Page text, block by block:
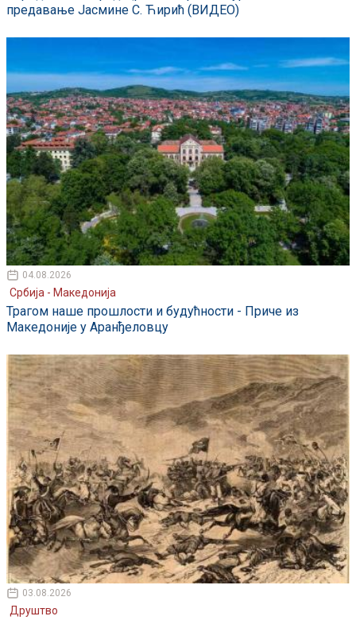
предавање Јасмине С. Ћирић (ВИДЕО)
04.08.2026
Србија - Македонија
Трагом наше прошлости и будућности - Приче из
Македоније у Аранђеловцу
03.08.2026
Друштво